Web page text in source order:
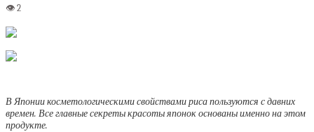
В Японии косметологическими свойствами риса пользуются с давних
времен. Все главные секреты красоты японок основаны именно на этом
продукте.